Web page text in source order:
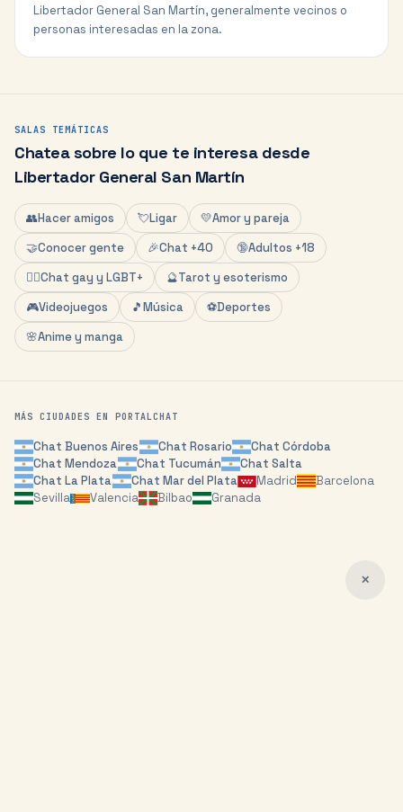
Libertador General San Martín, generalmente vecinos o
personas interesadas en la zona.
SALAS TEMÁTICAS
Chatea sobre lo que te interesa desde
Libertador General San Martín
👥Hacer amigos 💘Ligar 💛Amor y pareja
🤝Conocer gente 🎉Chat +40 🔞Adultos +18
🏳️‍🌈Chat gay y LGBT+ 🔮Tarot y esoterismo
🎮Videojuegos 🎵Música ⚽Deportes
🌸Anime y manga
MÁS CIUDADES EN PORTALCHAT
ChatBuenos Aires Chat Rosario Chat Córdoba
ChatMendoza Chat Tucumán Chat Salta
ChatLa Plata Chat Mar del Plata Madrid
Barcelona
Sevilla
Valencia Bilbao Granada
✕